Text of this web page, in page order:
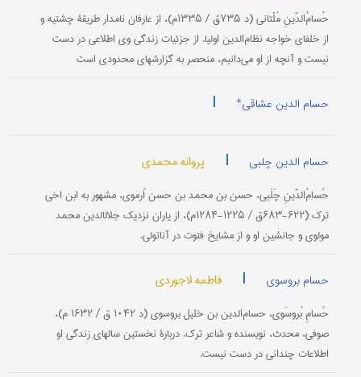
حُسامُ‌الدّینِ مُلْتانی (د ۷۳۵ق / ۱۳۳۵م)، از عارفان نامدار طریقۀ چشتیه و
از خلفای خواجه نظام‌الدین اولیا. از جزئیات زندگی وی اطلاعی در دست
نیست و آنچه از او می‌دانیم، منحصر به گزارشهای محدودی است
حسام الدین عشاقی* |
حسام الدین چلبی | پروانه محمدی
حُسامُ‌‎الدّینِ چَلَبی، حسن بن محمد بن حسن اُرموی، مشهور به ابن ‎اخی
ترک (۶۲۲-۶۸۳ق / ۱۲۲۵-۱۲۸۴م)، از یاران نزدیک جلال‎الدین محمد
مولوی و جانشین او و از مشایخ فتوت در آناتولی.
حسام بروسوی | فاطمه لاجوردی
حُسامِ بُروسَوی، حسام‌الدین بن خلیل بروسوی (د ۱۰۴۲ ق / ۱۶۳۲ م)،
صوفی، محدث، نویسنده و شاعر ترک. دربارۀ نخستین سالهای زندگی او
اطلاعات چندانی در دست نیست.